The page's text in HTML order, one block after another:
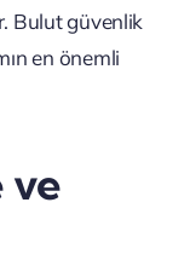
Bulut güvenlik
en önemli
ve